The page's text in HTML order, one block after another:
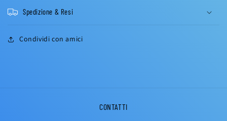
Spedizione & Resi
Condividi con amici
CONTATTI